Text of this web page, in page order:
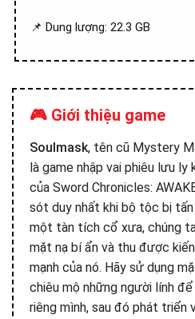
📌 Dung lượng: 22.3 GB
🎮 Giới thiệu game
Soulmask, tên cũ Mystery
là game nhập vai phiêu lưu
của Sword Chronicles:
sót duy nhất khi bộ tộc bị
một tàn tích cổ xưa, chúng
mặt nạ bí ẩn và thu được
mạnh của nó. Hãy sử dụng
chiêu mộ những người lính
riêng mình, sau đó phát triển